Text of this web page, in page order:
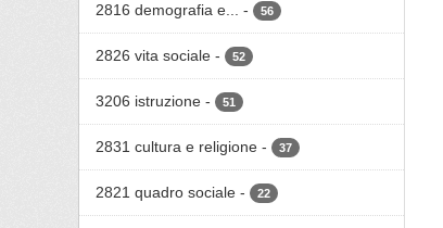
2816 demografia e... - 56
2826 vita sociale - 52
3206 istruzione - 51
2831 cultura e religione - 37
2821 quadro sociale - 22